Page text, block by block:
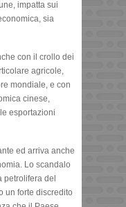
impatta sui
sia
con il crollo dei
agricole,
mondiale, e con
cinese,
esportazioni
ed arriva anche
Lo scandalo
petrolifera del
un forte discredito